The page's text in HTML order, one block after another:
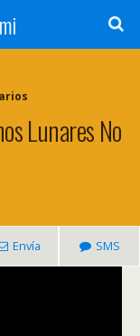
Lunares No
Envía SMS